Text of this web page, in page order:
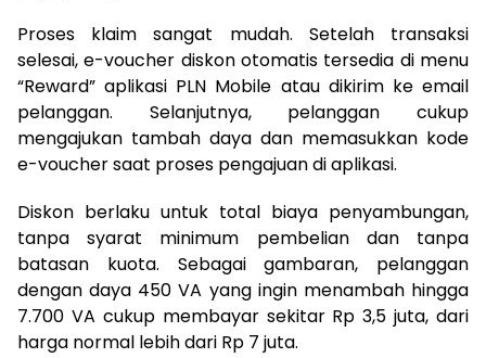
Proses klaim sangat mudah. Setelah transaksi
selesai, e-voucher diskon otomatis tersedia di menu
“Reward” aplikasi PLN Mobile atau dikirim ke email
pelanggan. Selanjutnya, pelanggan cukup
mengajukan tambah daya dan memasukkan kode
e-voucher saat proses pengajuan di aplikasi.
Diskon berlaku untuk total biaya penyambungan,
tanpa syarat minimum pembelian dan tanpa
batasan kuota. Sebagai gambaran, pelanggan
dengan daya 450 VA yang ingin menambah hingga
7.700 VA cukup membayar sekitar Rp 3,5 juta, dari
harga normal lebih dari Rp 7 juta.